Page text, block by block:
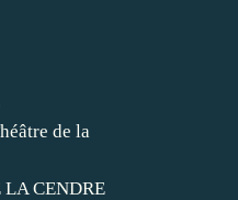
de la
LA CENDRE